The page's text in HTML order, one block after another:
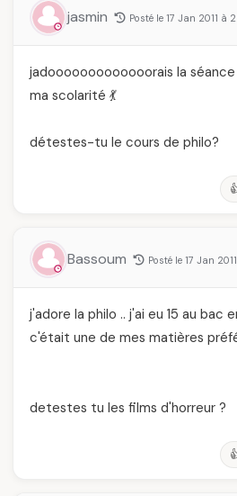
jasmin Posté le 17 Jan 2011 à
jadooooooooooooorais la
ma scolarité 💃
détestes-tu le cours de philo?
Bassoum Posté le 17 Jan
j'adore la philo .. j'ai eu 15 au bac
c'était une de mes matières
detestes tu les films d'horreur ?